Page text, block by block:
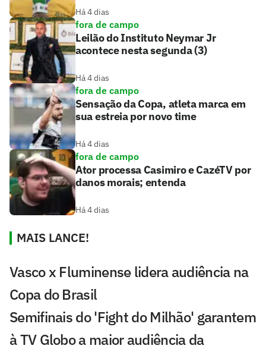
Há 4 dias
fora de campo
Leilão do Instituto Neymar Jr
acontece nesta segunda (3)
Há 4 dias
fora de campo
Sensação da Copa, atleta marca em
sua estreia por novo time
Há 4 dias
fora de campo
Ator processa Casimiro e CazéTV por
danos morais; entenda
Há 4 dias
MAIS LANCE!
Vasco x Fluminense lidera audiência na
Copa do Brasil
Semifinais do 'Fight do Milhão' garantem
à TV Globo a maior audiência da